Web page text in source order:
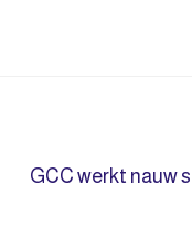
GCC werkt nauw